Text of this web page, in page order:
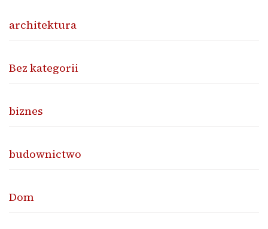
architektura
Bez kategorii
biznes
budownictwo
Dom